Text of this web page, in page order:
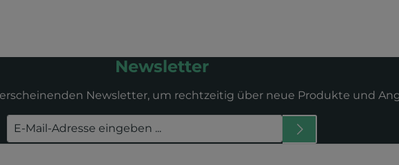
Newsletter
Newsletter, um rechtzeitig über neue Produkte und